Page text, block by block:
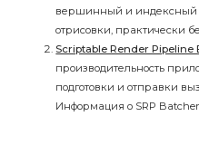
вершинный и индексный
отрисовки, практически
Scriptable Render Pipeline
производительность
подготовки и отправки
Информация о SRP